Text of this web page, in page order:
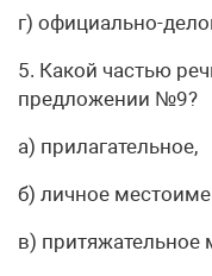
г) официально-
5. Какой частью
предложении №9?
а) прилагательное,
б) личное
в) притяжательное